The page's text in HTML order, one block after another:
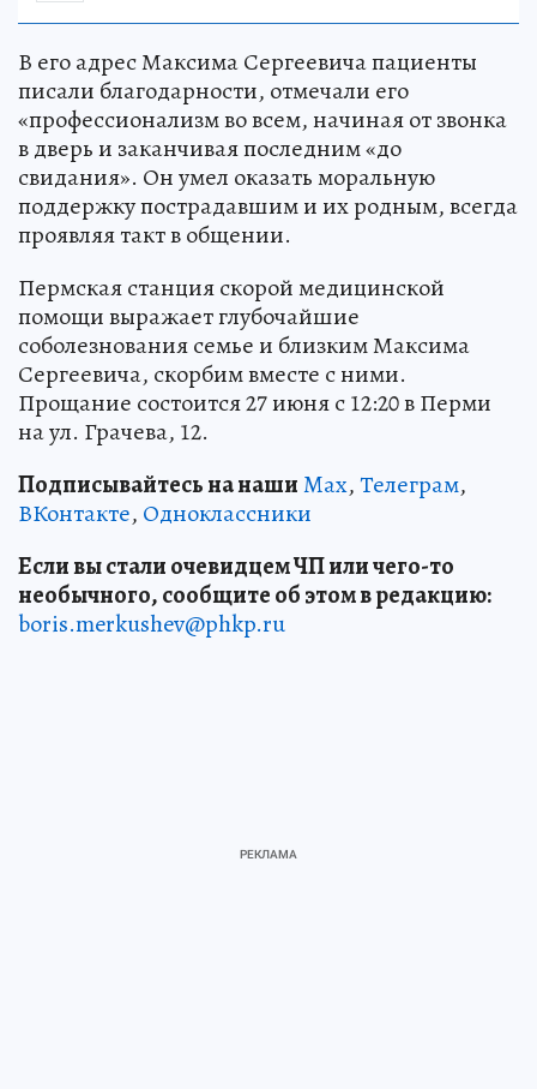
В его адрес Максима Сергеевича пациенты
писали благодарности, отмечали его
«профессионализм во всем, начиная от звонка
в дверь и заканчивая последним «до
свидания». Он умел оказать моральную
поддержку пострадавшим и их родным, всегда
проявляя такт в общении.
Пермская станция скорой медицинской
помощи выражает глубочайшие
соболезнования семье и близким Максима
Сергеевича, скорбим вместе с ними.
Прощание состоится 27 июня с 12:20 в Перми
на ул. Грачева, 12.
Подписывайтесь на нашиMax,Телеграм,
ВКонтакте, Одноклассники
Если вы стали очевидцем ЧП или чего-то
необычного, сообщите об этом в редакцию:
boris.merkushev@phkp.ru